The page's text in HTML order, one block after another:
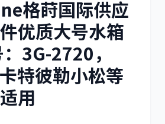
博世
住友
格莳国际供应
优质大号水箱
3G-2720，
特彼勒小松等
用